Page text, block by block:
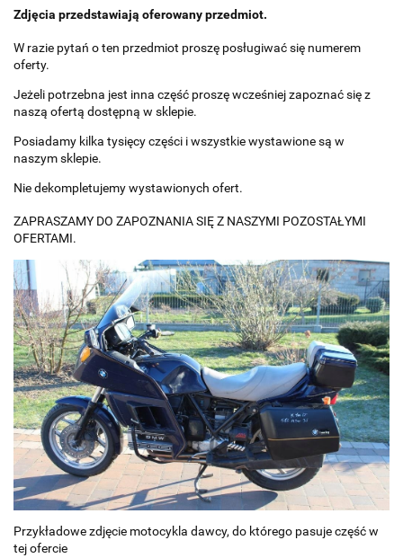
Zdjęcia przedstawiają oferowany przedmiot.
W razie pytań o ten przedmiot proszę posługiwać się numerem
oferty.
Jeżeli potrzebna jest inna część proszę wcześniej zapoznać się z
naszą ofertą dostępną w sklepie.
Posiadamy kilka tysięcy części i wszystkie wystawione są w
naszym sklepie.
Nie dekompletujemy wystawionych ofert.
ZAPRASZAMY DO ZAPOZNANIA SIĘ Z NASZYMI POZOSTAŁYMI
OFERTAMI.
Przykładowe zdjęcie motocykla dawcy, do którego pasuje część w
tej ofercie